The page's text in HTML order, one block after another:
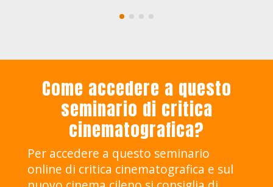
Come accedere a questo
seminario di critica
cinematografica?
Per accedere a questo seminario
online di critica cinematografica e sul